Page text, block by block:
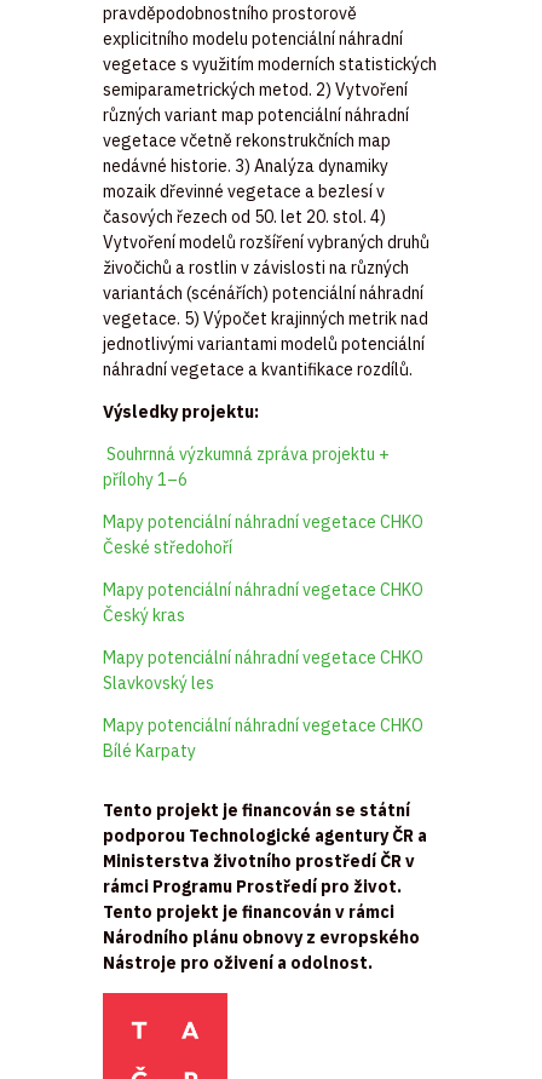
pravděpodobnostního prostorově
explicitního modelu potenciální náhradní
vegetace s využitím moderních statistických
semiparametrických metod. 2) Vytvoření
různých variant map potenciální náhradní
vegetace včetně rekonstrukčních map
nedávné historie. 3) Analýza dynamiky
mozaik dřevinné vegetace a bezlesí v
časových řezech od 50. let 20. stol. 4)
Vytvoření modelů rozšíření vybraných druhů
živočichů a rostlin v závislosti na různých
variantách (scénářích) potenciální náhradní
vegetace. 5) Výpočet krajinných metrik nad
jednotlivými variantami modelů potenciální
náhradní vegetace a kvantifikace rozdílů.
Výsledky projektu:
Souhrnná výzkumná zpráva projektu +
přílohy 1–6
Mapy potenciální náhradní vegetace CHKO
České středohoří
Mapy potenciální náhradní vegetace CHKO
Český kras
Mapy potenciální náhradní vegetace CHKO
Slavkovský les
Mapy potenciální náhradní vegetace CHKO
Bílé Karpaty
Tento projekt je financován se státní
podporou Technologické agentury ČR a
Ministerstva životního prostředí ČR v
rámci Programu Prostředí pro život.
Tento projekt je financován v rámci
Národního plánu obnovy z evropského
Nástroje pro oživení a odolnost.